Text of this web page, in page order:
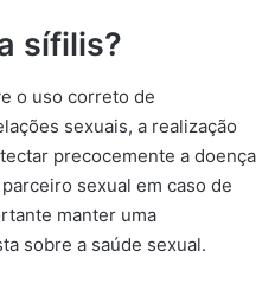
sífilis?
o uso correto de
sexuais, a realização
precocemente a doença
sexual em caso de
manter uma
sobre a saúde sexual.